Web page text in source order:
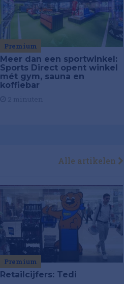
Premium
Meer dan een sportwinkel:
Sports Direct opent winkel
mét gym, sauna en
koffiebar
Alle artikelen
Premium
Retailcijfers: Tedi